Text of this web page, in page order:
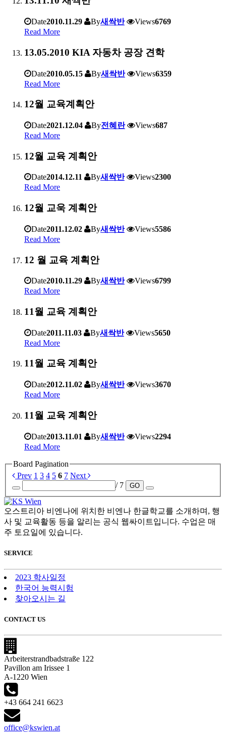
Date2010.11.29 By새싹반 Views6769
Read More
13.05.2010 KIA 자동차 공장 견학
Date2010.05.15 By새싹반 Views6359
Read More
12월 교육계획안
Date2021.12.04 By전혜란 Views687
Read More
12월 교육 계획안
Date2014.12.11 By새싹반 Views2300
Read More
12월 교욱 계획안
Date2011.12.02 By새싹반 Views5586
Read More
12 월 교육 계획안
Date2010.11.29 By새싹반 Views6799
Read More
11월 교육 계획안
Date2011.11.03 By새싹반 Views5650
Read More
11월 교육 계획안
Date2012.11.02 By새싹반 Views3670
Read More
11월 교육 계획안
Date2013.11.01 By새싹반 Views2294
Read More
Board Pagination
Prev 1 3 4 5 6 7 Next
/ 7
GO
오스트리아 비엔나에 위치한 비엔나 한글학교를 소개하며, 행
사 및 교육활동 등을 알리는 공식 웹싸이트입니다. 수업은 매
주 토요일에 있습니다.
SERVICE
2023 학사일정
한국어 능력시험
찾아오시는 길
CONTACT US
Arbeiterstrandbadstraße 122
Pavillon am Irissee 1
A-1220 Wien
+43 664 241 6623
office@kswien.at